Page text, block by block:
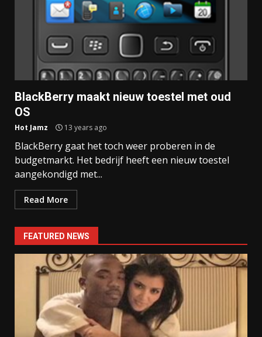
BlackBerry maakt nieuw toestel met oud
OS
Hot Jamz 13 years ago
BlackBerry gaat het toch weer proberen in de
budgetmarkt. Het bedrijf heeft een nieuw toestel
aangekondigd met...
Read More
FEATURED NEWS